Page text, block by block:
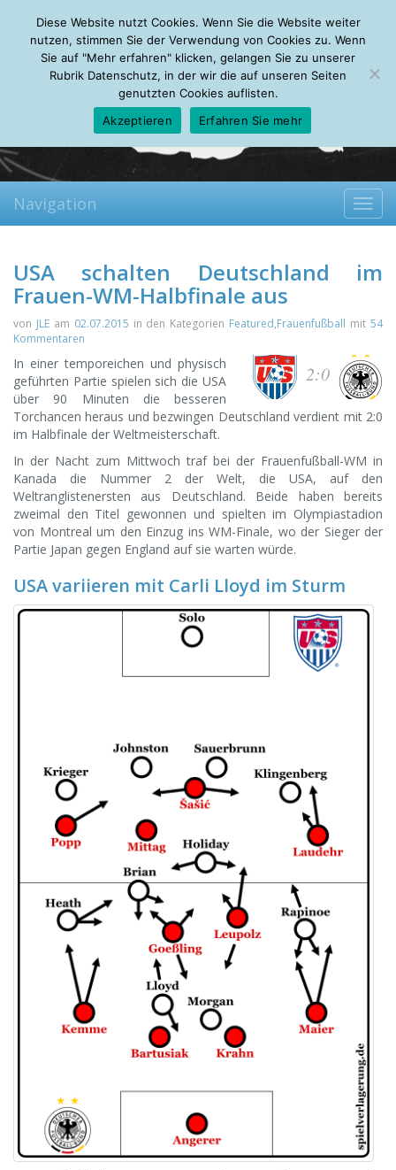
Saturday, 08.08.2026
Mein Account
About Autoren Leseempfehlungen FAQ
Navigation
USA schalten Deutschland im
Frauen-WM-Halbfinale aus
von JLEam 02.07.2015 in den Kategorien Featured,Frauenfußball mit54
Kommentaren
2:0
In einer temporeichen und physisch
geführten Partie spielen sich die USA
über 90 Minuten die besseren
Torchancen heraus und bezwingen Deutschland verdient mit 2:0
im Halbfinale der Weltmeisterschaft.
In der Nacht zum Mittwoch traf bei der Frauenfußball-WM in
Kanada die Nummer 2 der Welt, die USA, auf den
Weltranglistenersten aus Deutschland. Beide haben bereits
zweimal den Titel gewonnen und spielten im Olympiastadion
von Montreal um den Einzug ins WM-Finale, wo der Sieger der
Partie Japan gegen England auf sie warten würde.
USA variieren mit Carli Lloyd im Sturm
Diese Website nutzt Cookies. Wenn Sie die Website weiter
nutzen, stimmen Sie der Verwendung von Cookies zu. Wenn
Sie auf "Mehr erfahren" klicken, gelangen Sie zu unserer
Rubrik Datenschutz, in der wir die auf unseren Seiten
genutzten Cookies auflisten.
Akzeptieren
Erfahren Sie mehr